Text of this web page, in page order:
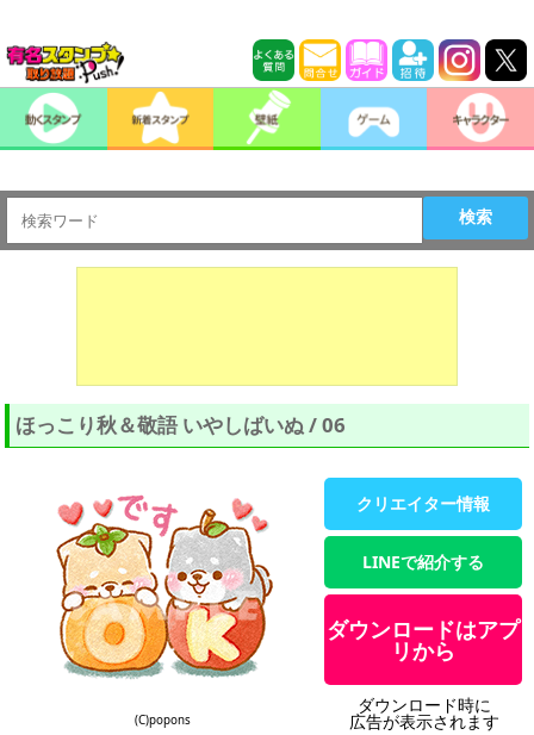
検索
ほっこり秋＆敬語 いやしばいぬ / 06
(C)popons
クリエイター情報
LINEで紹介する
ダウンロードはアプ
リから
ダウンロード時に
広告が表示されます